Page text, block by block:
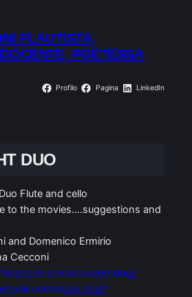
FLAUTISTA,
POETESSA
Profilo Pagina LinkedIn
DUO
Flute and cello
to the movies….suggestions and
and Domenico Ermirio
Cecconi
soulsightduo/
story.php?